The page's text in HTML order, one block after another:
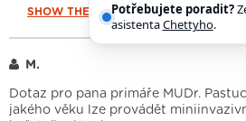
SHOW THE FULLQUESTION
M.
Dotaz pro pana primáře MUDr.
jakého věku lze provádět
Potřebujete poradit?
asistentaChettyho.